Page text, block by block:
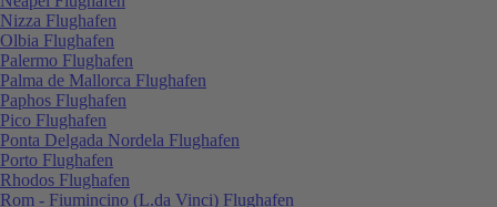
Nizza Flughafen
Olbia Flughafen
Palermo Flughafen
Palma de Mallorca Flughafen
Paphos Flughafen
Pico Flughafen
Ponta Delgada Nordela Flughafen
Porto Flughafen
Rhodos Flughafen
Rom - Fiumincino (L.da Vinci) Flughafen